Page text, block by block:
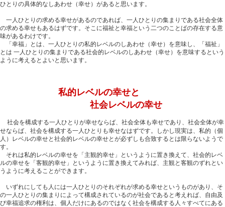
ひとりの具体的なしあわせ（幸せ）があると思います。
一人ひとりの求める幸せがあるのであれば、一人ひとりの集まりである社会全体
の求める幸せもあるはずです。そこに福祉と幸福という二つのことばの存在する意
味があるわけです。
「幸福」とは、一人ひとりの私的レベルのしあわせ（幸せ）を意味し、「福祉」
とは 一人ひとりの集まりである社会的レベルのしあわせ（幸せ）を意味するという
ように考えるとよいと思います。
私的レベルの幸せと
社会レベルの幸せ
社会を構成する一人ひとりが幸せならば、社会全体も幸せであり、社会全体が幸
せならば、社会を構成する一人ひとりも幸せなはずです。しかし現実は、私的（個
人）レベルの幸せと社会的レベルの幸せとが必ずしも合致するとは限らないようで
す。
それは私的レベルの幸せを「主観的幸せ」というように置き換えて、社会的レベ
ルの幸せを「客観的幸せ」というように置き換えてみれば、主観と客観のずれとい
うように考えることができます。
いずれにしても人には一人ひとりのそれぞれが求める幸せというものがあり、そ
の一人ひとりの集まりによって構成されているのが社会であると考えれば、自由及
び幸福追求の権利は、個人だけにあるのではなく社会を構成する人々すべてにある